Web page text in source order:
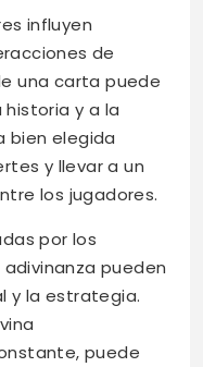
influyen
de
una carta puede
y a la
bien elegida
y llevar a un
los jugadores.
por los
pueden
y la estrategia.
puede